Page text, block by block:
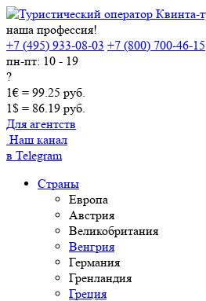
наша профессия!
+7 (495) 933-08-03 +7 (800) 700-46-15
пн-пт: 10 - 19
?
1€ = 99.25 руб.
1$ = 86.19 руб.
Для агентств
Наш канал
в Telegram
Страны
Европа
Австрия
Великобритания
Венгрия
Германия
Гренландия
Греция